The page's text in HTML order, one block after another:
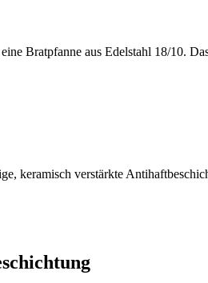
Bratpfanne aus Edelstahl 18/10.
keramisch verstärkte